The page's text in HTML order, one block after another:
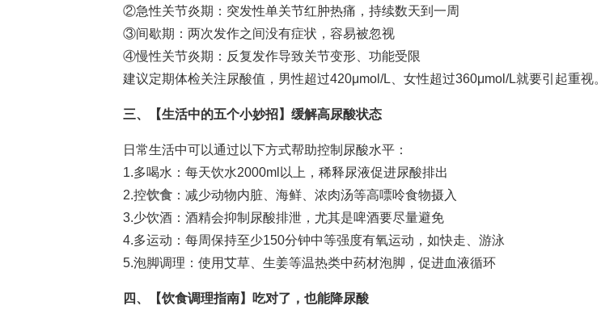
②急性关节炎期：突发性单关节红肿热痛，持续数天到一周
③间歇期：两次发作之间没有症状，容易被忽视
④慢性关节炎期：反复发作导致关节变形、功能受限
建议定期体检关注尿酸值，男性超过420μmol/L、女性超过360μmol/L就要引起重视。
三、【生活中的五个小妙招】缓解高尿酸状态
日常生活中可以通过以下方式帮助控制尿酸水平：
1.多喝水：每天饮水2000ml以上，稀释尿液促进尿酸排出
2.控饮食 ：减少动物内脏、海鲜、浓肉汤等高嘌呤食物摄入
3.少饮酒：酒精会抑制尿酸排泄，尤其是啤酒要尽量避免
4.多运动：每周保持至少150分钟中等强度有氧运动，如快走、游泳
5.泡脚调理：使用艾草、生姜等温热类中药材泡脚，促进血液循环
四、【饮食调理指南】吃对了，也能降尿酸